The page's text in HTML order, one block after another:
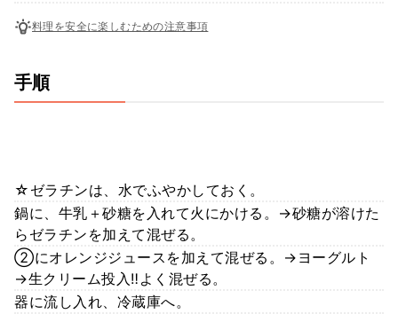
料理を安全に楽しむための注意事項
手順
☆ゼラチンは、水でふやかしておく。
鍋に、牛乳＋砂糖を入れて火にかける。→砂糖が溶けた
らゼラチンを加えて混ぜる。
②にオレンジジュースを加えて混ぜる。→ヨーグルト
→生クリーム投入‼️よく混ぜる。
器に流し入れ、冷蔵庫へ。